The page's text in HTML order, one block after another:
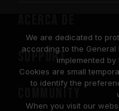
SUPPORT
COMMUNITY
We are dedicated to
according to the General
implemented by
Cookies are small
to identify the
When you visit our